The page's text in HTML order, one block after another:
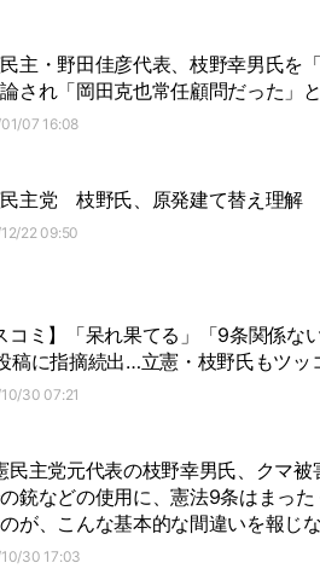
主・野田佳彦代表、枝野幸男氏を
され「岡田克也常任顧問だった」
07 16:08
主党 枝野氏、原発建て替え理解
22 09:50
コミ】「呆れ果てる」「9条関係な
稿に指摘続出…立憲・枝野氏もツッ
30 07:21
民主党元代表の枝野幸男氏、クマ
銃などの使用に、憲法9条はまっ
が、こんな基本的な間違いを報じ
30 17:03